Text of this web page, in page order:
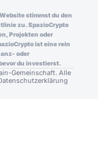
stimmst du den
zu. SpazioCrypto
Projekten oder
ist eine rein
oder
du investierst.
Gemeinschaft. Alle